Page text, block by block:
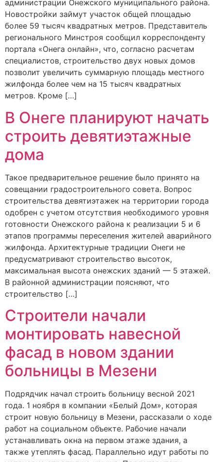
администрации Онежского муниципального района.
Новостройки займут участок общей площадью
более 59 тысяч квадратных метров. Представитель
регионального Минстроя сообщил корреспонденту
портала «Онега онлайн», что, согласно расчетам
специалистов, строительство двух новых домов
позволит увеличить суммарную площадь местного
жилфонда более чем на 15 тысяч квадратных
метров. Кроме […]
В Онеге планируют начать
строить девятиэтажные
дома
Такое предварительное решение было принято на
совещании градостроительного совета. Вопрос
строительства девятиэтажек на территории города
одобрен с учетом отсутствия необходимого уровня
готовности Онежского района к реализации 5 и 6
этапов программы переселения жителей аварийного
жилфонда. Архитектурные традиции Онеги не
предусматривают строительство высоток,
максимальная высота онежских зданий — 5 этажей.
В районной администрации поясняют, что
строительство […]
Строители начали
монтировать навесной
фасад в новом здании
больницы в Мезени
Подрядчик начал строить больницу весной 2021
года. 1 ноября в компании «Белый Дом», которая
строит новую больницу в Мезени, рассказали о ходе
работ на социальном объекте. Рабочие начали
устанавливать окна на первом этаже здания, а
также утеплять фасад. Параллельно идут работы по